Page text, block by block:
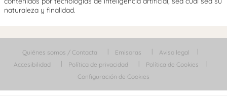
naturaleza y finalidad.
Quiénes somos / Contacta Emisoras
Aviso legal
Accesibilidad
Política de privacidad
Política de Cookies
Configuración de Cookies